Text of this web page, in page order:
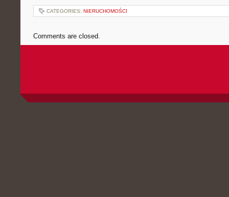
CATEGORIES: NIERUCHOMOŚCI
Comments are closed.